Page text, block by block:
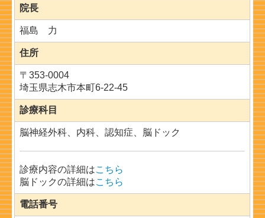
院長
福島 力
住所
〒353-0004
埼玉県志木市本町6-22-45
診療科目
脳神経外科、内科、認知症、脳ドック
診療内容の詳細はこちら
脳ドックの詳細はこちら
電話番号